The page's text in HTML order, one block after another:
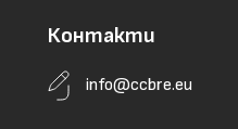
Контакти
info@ccbre.eu